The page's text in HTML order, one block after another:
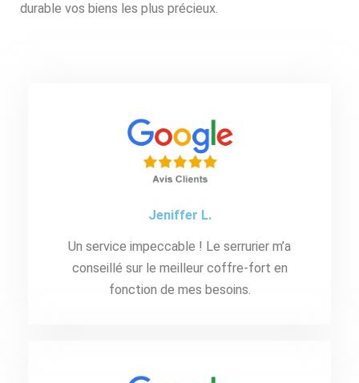
durable vos biens les plus précieux.
Jeniffer L.
Un service impeccable ! Le serrurier m’a
conseillé sur le meilleur coffre-fort en
fonction de mes besoins.